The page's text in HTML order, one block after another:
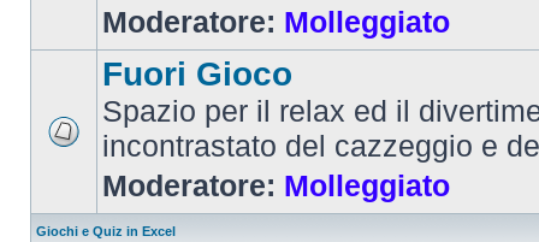
Moderatore: Molleggiato
Fuori Gioco
Spazio per il relax ed il
incontrastato del cazzeggio e
Moderatore: Molleggiato
Giochi e Quiz in Excel